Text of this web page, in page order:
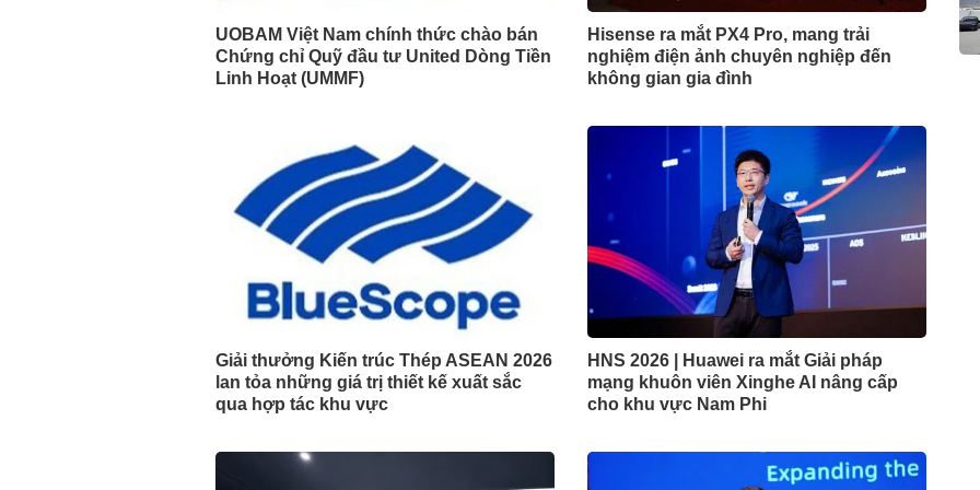
UOBAM Việt Nam chính thức chào bán
Chứng chỉ Quỹ đầu tư United Dòng Tiền
Linh Hoạt (UMMF)
Hisense ra mắt PX4 Pro, mang trải
nghiệm điện ảnh chuyên nghiệp đến
không gian gia đình
Giải thưởng Kiến trúc Thép ASEAN 2026
lan tỏa những giá trị thiết kế xuất sắc
qua hợp tác khu vực
HNS 2026 | Huawei ra mắt Giải pháp
mạng khuôn viên Xinghe AI nâng cấp
cho khu vực Nam Phi